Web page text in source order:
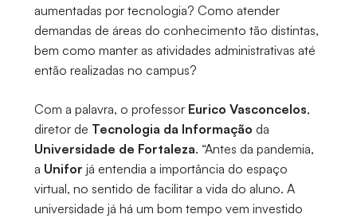
aumentadas por tecnologia? Como atender
demandas de áreas do conhecimento tão distintas,
bem como manter as atividades administrativas até
então realizadas no campus?
Com a palavra, o professor Eurico Vasconcelos,
diretor de Tecnologia da Informação da
Universidade de Fortaleza. “Antes da pandemia,
a Unifor já entendia a importância do espaço
virtual, no sentido de facilitar a vida do aluno. A
universidade já há um bom tempo vem investido